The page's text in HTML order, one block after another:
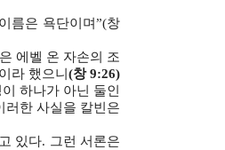
름은 욕단이며”(창
에벨 온 자손의 조
라 했으니 (창 9:26)
하나가 아닌 둘인
러한 사실을 칼빈은
있다. 그런 서론은